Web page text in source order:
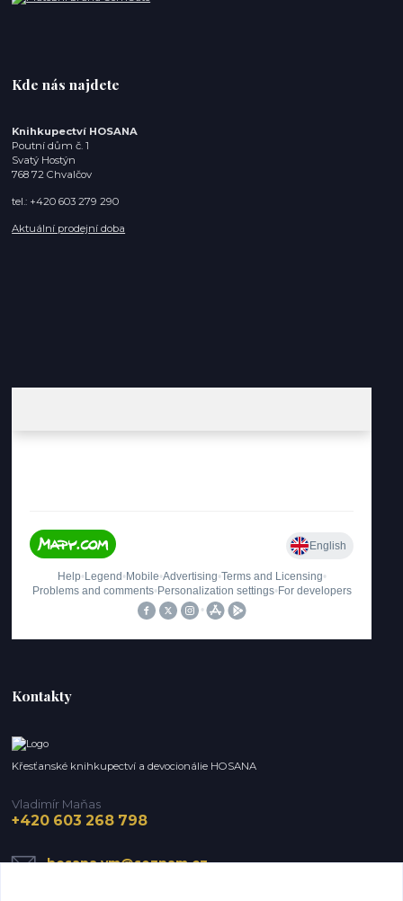
Kde nás najdete
Knihkupectví HOSANA
Poutní dům č. 1
Svatý Hostýn
768 72 Chvalčov
tel.: +420 603 279 290
Aktuální prodejní doba
Kontakty
Křesťanské knihkupectví a devocionálie HOSANA
Vladimír Maňas
+420 603 268 798
hosana.vm@seznam.cz